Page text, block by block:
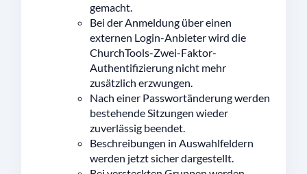
gemacht.
Bei der Anmeldung über einen
externen Login-Anbieter wird die
ChurchTools-Zwei-Faktor-
Authentifizierung nicht mehr
zusätzlich erzwungen.
Nach einer Passwortänderung werden
bestehende Sitzungen wieder
zuverlässig beendet.
Beschreibungen in Auswahlfeldern
werden jetzt sicher dargestellt.